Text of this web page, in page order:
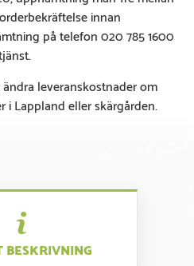
innan
på telefon 020 785 1600
leveranskostnader om
i Lappland eller skärgården.
BESKRIVNING